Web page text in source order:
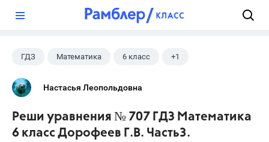
ГДЗ Математика 6 класс +1
Дорофеев Г. В.
Настасья Леопольдовна
Реши уравнения № 707 ГДЗ Математика
6 класс Дорофеев Г.В. Часть3.